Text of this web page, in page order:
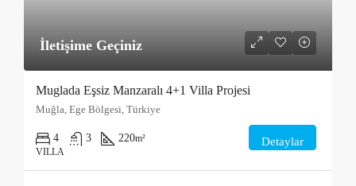
İletişime Geçiniz
Muglada Eşsiz Manzaralı 4+1 Villa Projesi
Muğla, Ege Bölgesi, Türkiye
4 3 220m²
VILLA
Detaylar